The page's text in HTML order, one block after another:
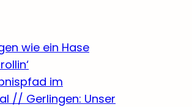
wie ein Hase
im
// Gerlingen: Unser